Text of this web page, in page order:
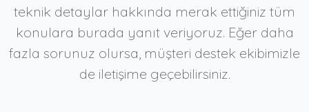
teknik detaylar hakkında merak ettiğiniz tüm
konulara burada yanıt veriyoruz. Eğer daha
fazla sorunuz olursa, müşteri destek ekibimizle
de iletişime geçebilirsiniz.